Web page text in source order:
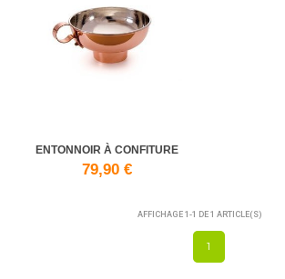
ENTONNOIR À CONFITURE
79,90 €
AFFICHAGE 1-1 DE 1 ARTICLE(S)
1